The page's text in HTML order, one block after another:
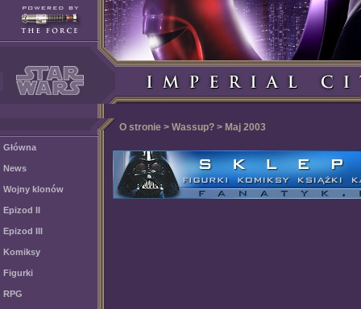
O stronie > Wassup? > Maj 2003
Główna
News
Wojny klonów
Epizod II
Epizod III
Komiksy
Figurki
RPG